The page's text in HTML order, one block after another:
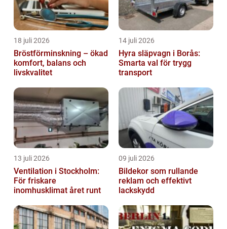
18 juli 2026
Bröstförminskning – ökad
komfort, balans och
livskvalitet
14 juli 2026
Hyra släpvagn i Borås:
Smarta val för trygg
transport
13 juli 2026
Ventilation i Stockholm:
För friskare
inomhusklimat året runt
09 juli 2026
Bildekor som rullande
reklam och effektivt
lackskydd